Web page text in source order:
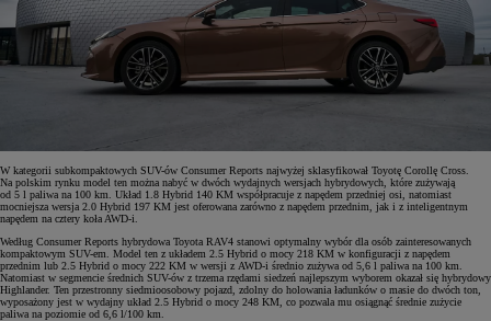
W kategorii subkompaktowych SUV-ów Consumer Reports najwyżej sklasyfikował Toyotę Corollę Cross.
Na polskim rynku model ten można nabyć w dwóch wydajnych wersjach hybrydowych, które zużywają
od 5 l paliwa na 100 km. Układ 1.8 Hybrid 140 KM współpracuje z napędem przedniej osi, natomiast
mocniejsza wersja 2.0 Hybrid 197 KM jest oferowana zarówno z napędem przednim, jak i z inteligentnym
napędem na cztery koła AWD-i.
Według Consumer Reports hybrydowa Toyota RAV4 stanowi optymalny wybór dla osób zainteresowanych
kompaktowym SUV-em. Model ten z układem 2.5 Hybrid o mocy 218 KM w konfiguracji z napędem
przednim lub 2.5 Hybrid o mocy 222 KM w wersji z AWD-i średnio zużywa od 5,6 l paliwa na 100 km.
Natomiast w segmencie średnich SUV-ów z trzema rzędami siedzeń najlepszym wyborem okazał się hybrydowy
Highlander. Ten przestronny siedmioosobowy pojazd, zdolny do holowania ładunków o masie do dwóch ton,
wyposażony jest w wydajny układ 2.5 Hybrid o mocy 248 KM, co pozwala mu osiągnąć średnie zużycie
paliwa na poziomie od 6,6 l/100 km.